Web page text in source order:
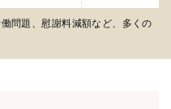
問題、慰謝料減額など、多くの